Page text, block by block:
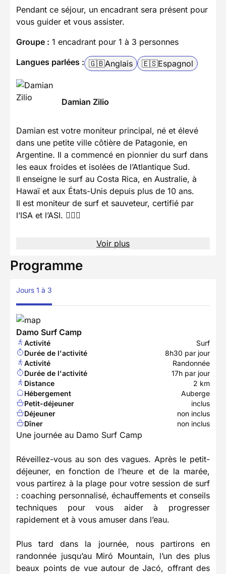
Pendant ce séjour, un encadrant sera présent pour
vous guider et vous assister.
Groupe : 1 encadrant pour 1 à 3 personnes
Langues parlées : 🇬🇧Anglais 🇪🇸Espagnol
Damian Zilio
Damian est votre moniteur principal, né et élevé
dans une petite ville côtière de Patagonie, en
Argentine. Il a commencé en pionnier du surf dans
les eaux froides et isolées de l’Atlantique Sud.
Il enseigne le surf au Costa Rica, en Australie, à
Hawaï et aux États-Unis depuis plus de 10 ans.
Il est moniteur de surf et sauveteur, certifié par
l’ISA et l’ASI. 🏄‍♂️🌊
Voir plus
Programme
Jours 1 à 3
Damo Surf Camp
Activité
Surf
Durée de l'activité
8h30 par jour
Activité
Randonnée
Durée de l'activité
17h par jour
Distance
2 km
Hébergement
Auberge
Petit-déjeuner
inclus
Déjeuner
non inclus
Dîner
non inclus
Une journée au Damo Surf Camp
Réveillez-vous au son des vagues. Après le petit-
déjeuner, en fonction de l’heure et de la marée,
vous partirez à la plage pour votre session de surf
: coaching personnalisé, échauffements et conseils
techniques pour vous aider à progresser
rapidement et à vous amuser dans l’eau.
Plus tard dans la journée, nous partirons en
randonnée jusqu’au Miró Mountain, l’un des plus
beaux points de vue autour de Jacó, offrant des